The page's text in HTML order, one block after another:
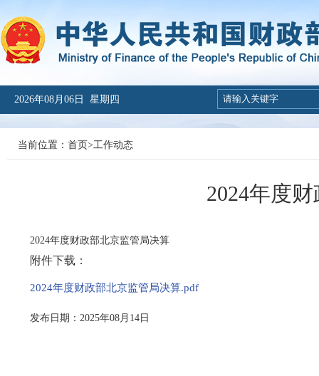
2026年08月06日 星期四
当前位置： 首页>工作动态
2024年度
2024年度财政部北京监管局决算
附件下载：
2024年度财政部北京监管局决算.pdf
发布日期：2025年08月14日